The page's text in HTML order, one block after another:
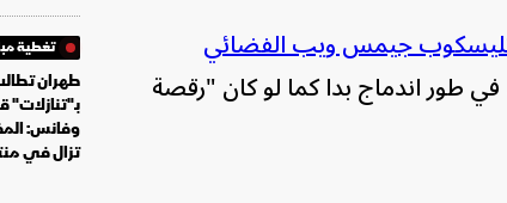
جيمس ويب الفضائي
طور اندماج بدا كما لو كان "رقصة
تغطية
طهران
وفانس:
تزال في